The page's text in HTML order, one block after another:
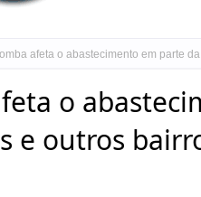
afeta o abastecimento em parte
o
e outros